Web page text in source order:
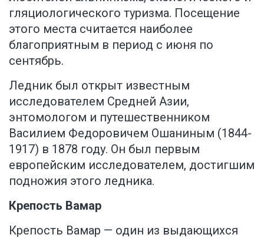
гляциологического туризма. Посещение
этого места считается наиболее
благоприятным в период с июня по
сентябрь.
Ледник был открыт известным
исследователем Средней Азии,
энтомологом и путешественником
Василием Федоровичем Ошаниным (1844-
1917) в 1878 году. Он был первым
европейским исследователем, достигшим
подножия этого ледника.
Крепость Вамар
Крепость Вамар — один из выдающихся